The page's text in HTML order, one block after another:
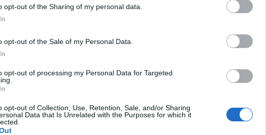
opt-out of the Sharing of my personal data.
opt-out of the Sale of my Personal Data.
opt-out of processing my Personal Data for Targeted
opt-out of Collection, Use, Retention, Sale, and/or Sharing
Data that Is Unrelated with the Purposes for which it
insieme un glossario completo per
meglio il mondo delle spade giapponesi.
approfondite e sull’esperienza di esperti